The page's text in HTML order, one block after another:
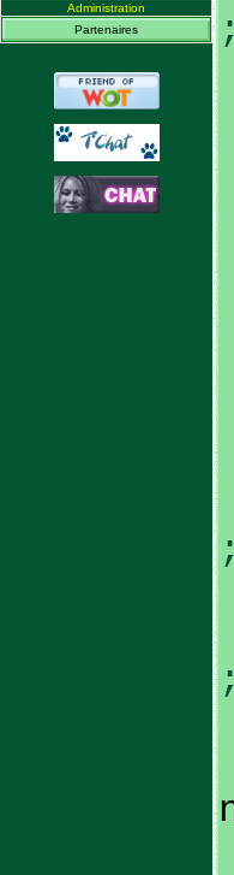
Administration
Partenaires